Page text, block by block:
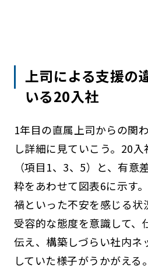
上司による支援
いる20入社
1年目の直属上司からの関
し詳細に見ていこう。20
（項目1、3、5）と、有意
粋をあわせて図表6に示す
禍といった不安を感じる状
受容的な態度を意識して、
伝え、構築しづらい社内ネ
していた様子がうかがえる。